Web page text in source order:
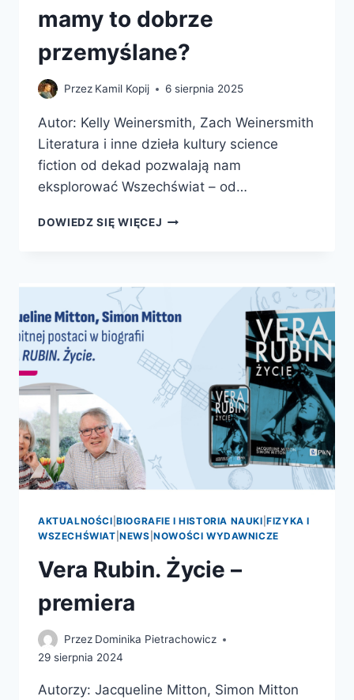
mamy to dobrze
przemyślane?
Przez Kamil Kopij 6 sierpnia 2025
Autor: Kelly Weinersmith, Zach Weinersmith
Literatura i inne dzieła kultury science
fiction od dekad pozwalają nam
eksplorować Wszechświat – od…
DOWIEDZ SIĘ WIĘCEJ MIASTO
MOŻEMY
SKOLONIZOWAĆ
KOSMOS,
TO
ROBIĆ
I
NAPRAWDĘ
TO
DOBRZE
AKTUALNOŚCI |BIOGRAFIE I HISTORIA NAUKI |FIZYKA I
WSZECHŚWIAT |NEWS |NOWOŚCI WYDAWNICZE
Vera Rubin. Życie –
premiera
Przez Dominika Pietrachowicz
29 sierpnia 2024
Autorzy: Jacqueline Mitton, Simon Mitton